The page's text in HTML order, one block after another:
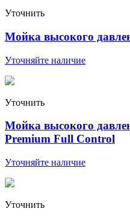
Уточнить
Мойка высокого
Уточняйте наличие
Уточнить
Мойка высокого
Premium Full Control
Уточняйте наличие
Уточнить